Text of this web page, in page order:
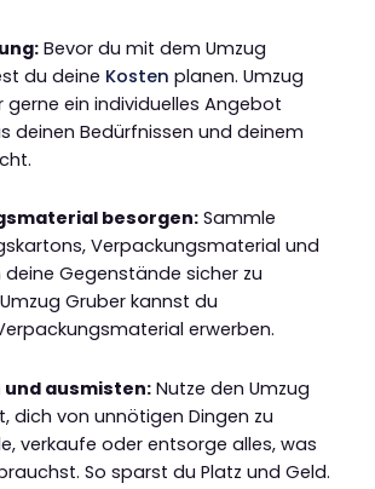
Bevor du mit dem Umzug
du deine Kosten planen. Umzug
gerne ein individuelles Angebot
deinen Bedürfnissen und deinem
besorgen: Sammle
Verpackungsmaterial und
Gegenstände sicher zu
Gruber kannst du
erwerben.
und ausmisten: Nutze den Umzug
dich von unnötigen Dingen zu
verkaufe oder entsorge alles, was
So sparst du Platz und Geld.